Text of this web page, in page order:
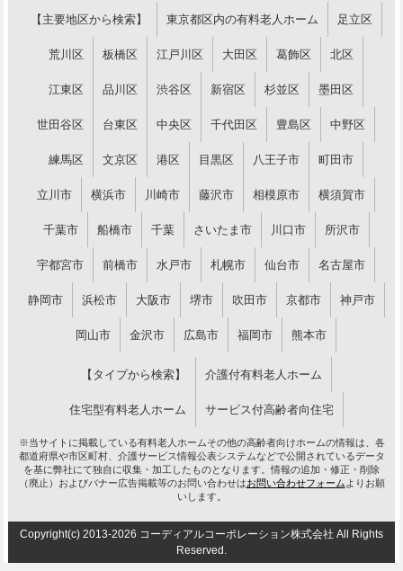
【主要地区から検索】 東京都区内の有料老人ホーム 足立区
荒川区 板橋区 江戸川区 大田区 葛飾区 北区
江東区 品川区 渋谷区 新宿区 杉並区 墨田区
世田谷区 台東区 中央区 千代田区 豊島区 中野区
練馬区 文京区 港区 目黒区 八王子市 町田市
立川市 横浜市 川崎市 藤沢市 相模原市 横須賀市
千葉市 船橋市 千葉 さいたま市 川口市 所沢市
宇都宮市 前橋市 水戸市 札幌市 仙台市 名古屋市
静岡市 浜松市 大阪市 堺市 吹田市 京都市 神戸市
岡山市 金沢市 広島市 福岡市 熊本市
【タイプから検索】 介護付有料老人ホーム
住宅型有料老人ホーム サービス付高齢者向住宅
※当サイトに掲載している有料老人ホームその他の高齢者向けホームの情報は、各
都道府県や市区町村、介護サービス情報公表システムなどで公開されているデータ
を基に弊社にて独自に収集・加工したものとなります。情報の追加・修正・削除
（廃止）およびバナー広告掲載等のお問い合わせはお問い合わせフォーム よりお願
いします。
Copyright(c) 2013-2026 コーディアルコーポレーション株式会社 All Rights
Reserved.